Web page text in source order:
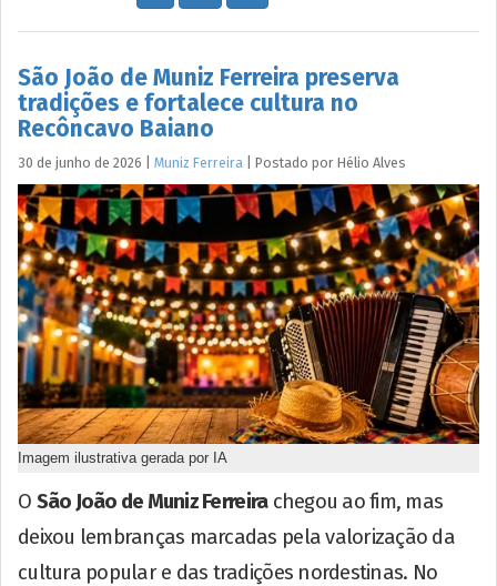
São João de Muniz Ferreira preserva
tradições e fortalece cultura no
Recôncavo Baiano
30 de junho de 2026 Muniz Ferreira Postado por Hélio Alves
Imagem ilustrativa gerada por IA
O São João de Muniz Ferreirachegou ao fim, mas
deixou lembranças marcadas pela valorização da
cultura popular e das tradições nordestinas. No